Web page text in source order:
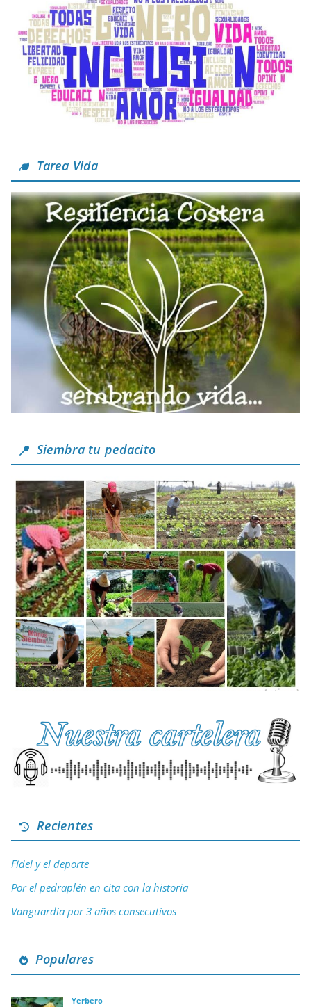
Tarea Vida
Siembra tu pedacito
Recientes
Fidel y el deporte
Por el pedraplén en cita con la historia
Vanguardia por 3 años consecutivos
Populares